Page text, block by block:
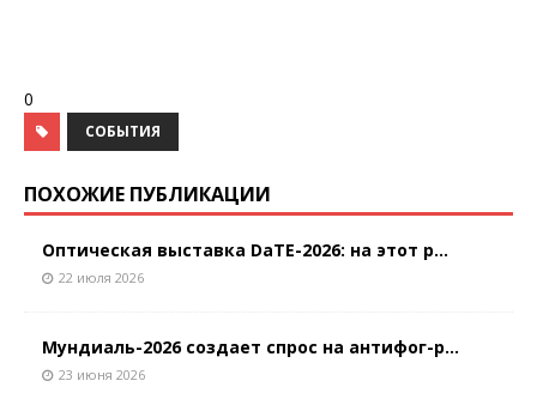
0
СОБЫТИЯ
ПОХОЖИЕ ПУБЛИКАЦИИ
Оптическая выставка DaTE-2026: на этот р...
22 июля 2026
Мундиаль-2026 создает спрос на антифог-р...
23 июня 2026